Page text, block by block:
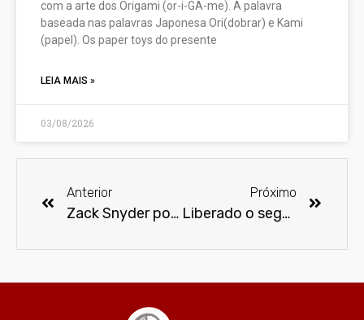
com a arte dos Origami (or-i-GA-me). A palavra
baseada nas palavras Japonesa Ori(dobrar) e Kami
(papel). Os paper toys do presente
LEIA MAIS »
03/08/2026
Anterior
Zack Snyder posta teaser do trailer de Batman vs Superman
Próximo
Liberado o segundo trailer de Star Wars: O Despertar da Força